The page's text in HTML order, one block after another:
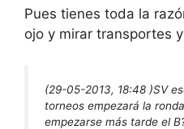
Pues tienes toda la
ojo y mirar transportes
(29-05-2013, 18:48 )SV
torneos empezará la
empezarse más tarde el